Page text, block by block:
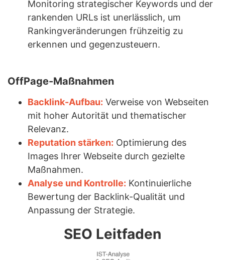
Monitoring strategischer Keywords und der
rankenden URLs ist unerlässlich, um
Rankingveränderungen frühzeitig zu
erkennen und gegenzusteuern.
OffPage-Maßnahmen
Backlink-Aufbau: Verweise von Webseiten
mit hoher Autorität und thematischer
Relevanz.
Reputation stärken: Optimierung des
Images Ihrer Webseite durch gezielte
Maßnahmen.
Analyse und Kontrolle: Kontinuierliche
Bewertung der Backlink-Qualität und
Anpassung der Strategie.
SEO Leitfaden